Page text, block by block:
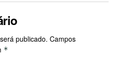
publicado. Campos
*